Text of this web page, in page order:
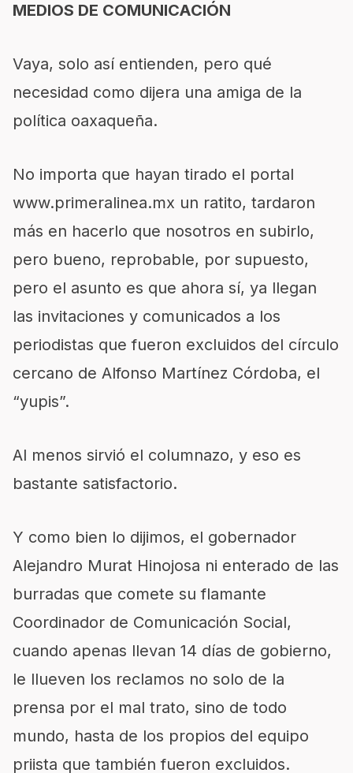
MEDIOS DE COMUNICACIÓN
Vaya, solo así entienden, pero qué
necesidad como dijera una amiga de la
política oaxaqueña.
No importa que hayan tirado el portal
www.primeralinea.mx un ratito, tardaron
más en hacerlo que nosotros en subirlo,
pero bueno, reprobable, por supuesto,
pero el asunto es que ahora sí, ya llegan
las invitaciones y comunicados a los
periodistas que fueron excluidos del círculo
cercano de Alfonso Martínez Córdoba, el
“yupis”.
Al menos sirvió el columnazo, y eso es
bastante satisfactorio.
Y como bien lo dijimos, el gobernador
Alejandro Murat Hinojosa ni enterado de las
burradas que comete su flamante
Coordinador de Comunicación Social,
cuando apenas llevan 14 días de gobierno,
le llueven los reclamos no solo de la
prensa por el mal trato, sino de todo
mundo, hasta de los propios del equipo
priista que también fueron excluidos.